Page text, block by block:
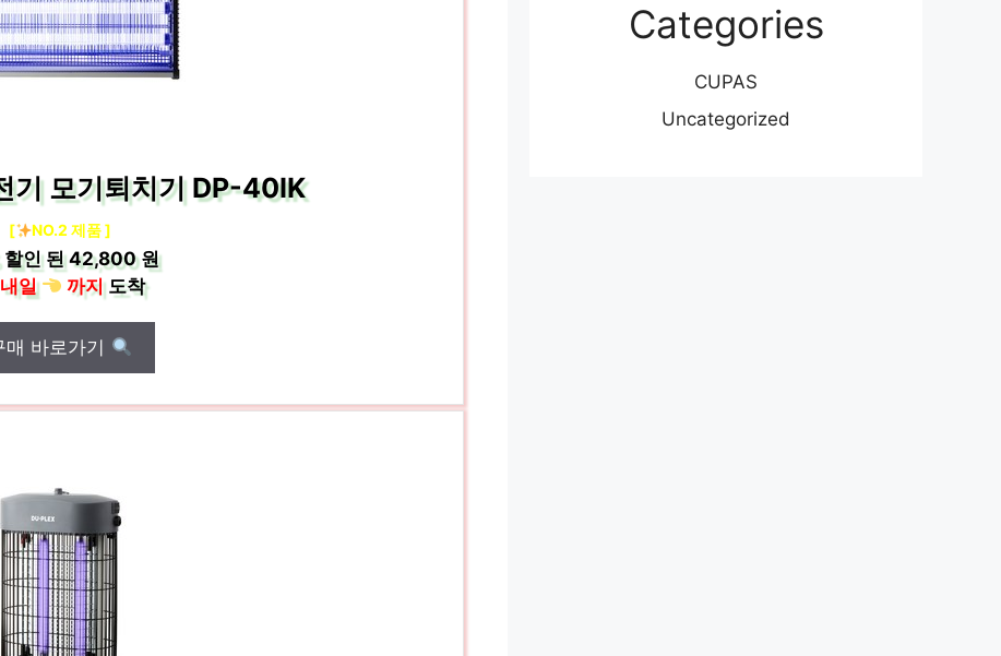
기 모기퇴치기 DP-40IK
[ NO.2 제품 ]
할인 된42,800 원
내일
까지도착
매 바로가기
Categories
CUPAS
Uncategorized